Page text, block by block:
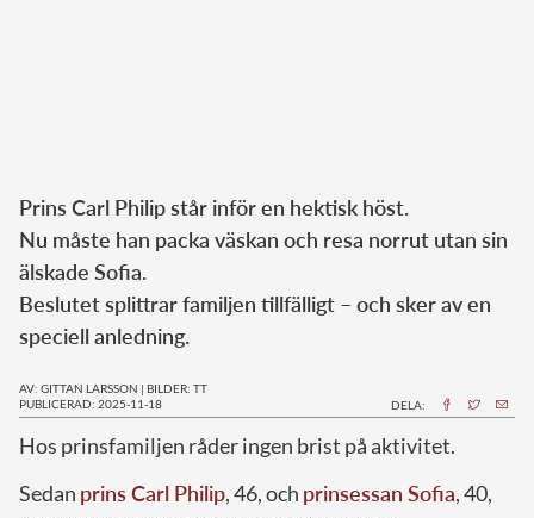
Prins Carl Philip står inför en hektisk höst.
Nu måste han packa väskan och resa norrut utan sin
älskade Sofia.
Beslutet splittrar familjen tillfälligt – och sker av en
speciell anledning.
AV: GITTAN LARSSON | BILDER: TT
PUBLICERAD: 2025-11-18
DELA:
Hos prinsfamiljen råder ingen brist på aktivitet.
Sedan prins Carl Philip, 46, och prinsessan Sofia, 40,